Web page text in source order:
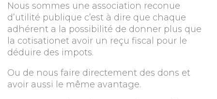
Nous sommes une association reconue
d’utilité publique c’est à dire que chaque
adhérent a la possibilité de donner plus que
la cotisationet avoir un reçu fiscal pour le
déduire des impots.
Ou de nous faire directement des dons et
avoir aussi le même avantage.